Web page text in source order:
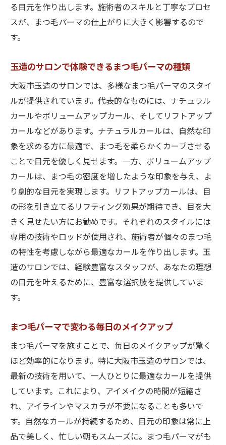
る目元を作り出します。施術者のスキルと丁寧なプロセ
スが、まつ毛パーマの仕上がりに大きく影響するので
す。
玉造のサロンで体験できるまつ毛パーマの種類
大阪市玉造のサロンでは、多様なまつ毛パーマのスタイ
ルが提供されています。代表的なものには、ナチュラル
カールやボリュームアップカール、そしてリフトアップ
カールなどがあります。ナチュラルカールは、自然な印
象を求める方に最適で、まつ毛を柔らかくカーブさせる
ことで目元を優しく見せます。一方、ボリュームアップ
カールは、まつ毛の密度を増したような印象を与え、よ
り劇的な目元を実現します。リフトアップカールは、目
の形を引き立てるリフティング効果が期待でき、目を大
きく見せたい方にお勧めです。それぞれのスタイルには
専用の技術やロッドが使用され、施術者が個々のまつ毛
の特性を考慮しながら最適なカールを作り出します。玉
造のサロンでは、経験豊富なスタッフが、あなたの理想
の目元を叶えるために、豊富な選択肢を提供していま
す。
まつ毛パーマで変わる毎日のメイクアップ
まつ毛パーマを施すことで、毎日のメイクアップが驚く
ほど効率的になります。特に大阪市玉造のサロンでは、
最新の技術を用いて、一人ひとりに最適なカールを提供
しています。これにより、アイメイクの時間が短縮さ
れ、アイラインやマスカラが不要になることも多いで
す。自然なカールが持続するため、目元の印象は常に上
品で美しく、忙しい朝もスムーズに。まつ毛パーマがも